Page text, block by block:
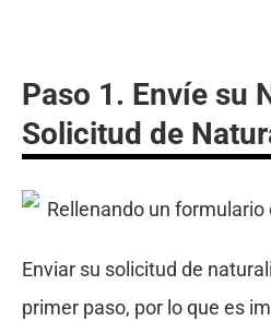
Paso 1. Envíe su
Solicitud de
Enviar su solicitud de
primer paso, por lo que es